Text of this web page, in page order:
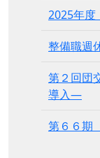
2025年
整備職週
第２回団
導入―
第６６期